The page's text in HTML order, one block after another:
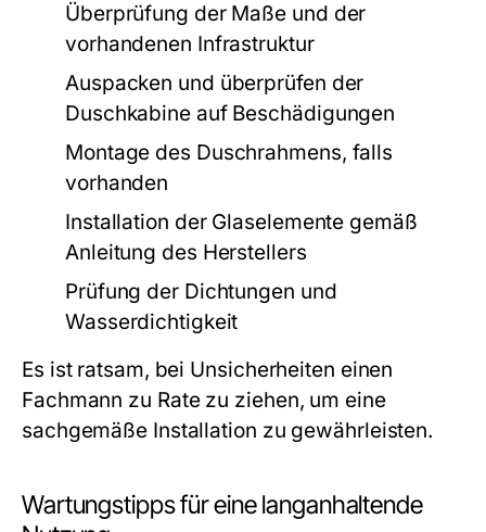
Überprüfung der Maße und der
vorhandenen Infrastruktur
Auspacken und überprüfen der
Duschkabine auf Beschädigungen
Montage des Duschrahmens, falls
vorhanden
Installation der Glaselemente gemäß
Anleitung des Herstellers
Prüfung der Dichtungen und
Wasserdichtigkeit
Es ist ratsam, bei Unsicherheiten einen
Fachmann zu Rate zu ziehen, um eine
sachgemäße Installation zu gewährleisten.
Wartungstipps für eine langanhaltende